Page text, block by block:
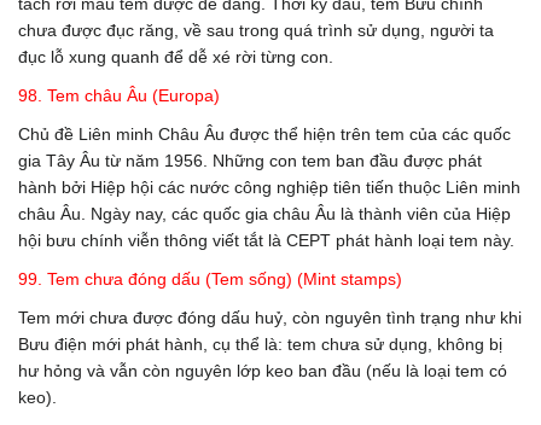
chưa được đục răng, về sau trong quá trình sử dụng, người ta
đục lỗ xung quanh để dễ xé rời từng con.
98. Tem châu Âu (Europa)
Chủ đề Liên minh Châu Âu được thể hiện trên tem của các quốc
gia Tây Âu từ năm 1956. Những con tem ban đầu được phát
hành bởi Hiệp hội các nước công nghiệp tiên tiến thuộc Liên minh
châu Âu. Ngày nay, các quốc gia châu Âu là thành viên của Hiệp
hội bưu chính viễn thông viết tắt là CEPT phát hành loại tem này.
99. Tem chưa đóng dấu (Tem sống) (Mint stamps)
Tem mới chưa được đóng dấu huỷ, còn nguyên tình trạng như khi
Bưu điện mới phát hành, cụ thể là: tem chưa sử dụng, không bị
hư hỏng và vẫn còn nguyên lớp keo ban đầu (nếu là loại tem có
keo).